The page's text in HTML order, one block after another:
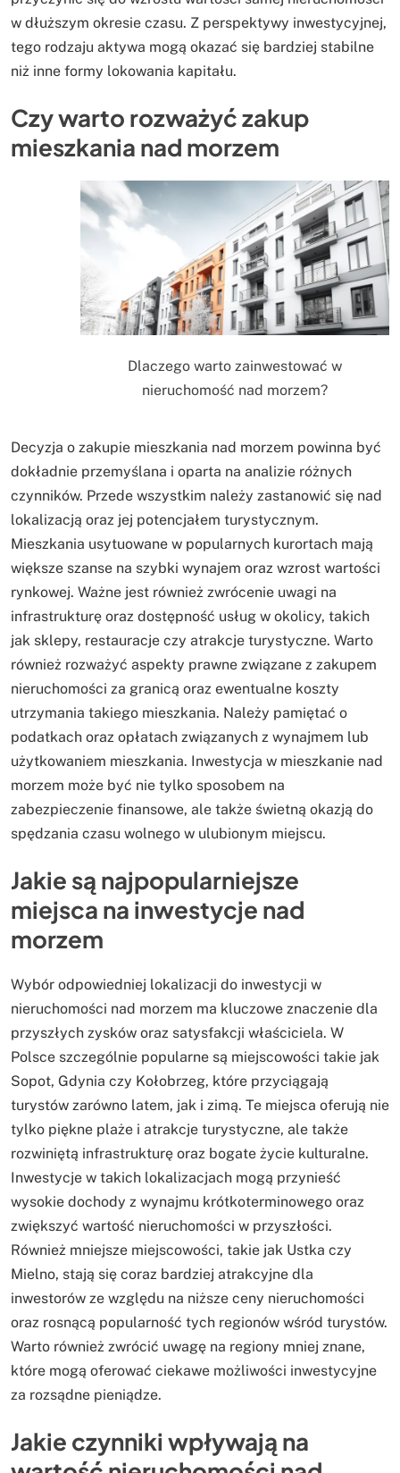
w dłuższym okresie czasu. Z perspektywy inwestycyjnej,
tego rodzaju aktywa mogą okazać się bardziej stabilne
niż inne formy lokowania kapitału.
Czy warto rozważyć zakup
mieszkania nad morzem
Dlaczego warto zainwestować w
nieruchomość nad morzem?
Decyzja o zakupie mieszkania nad morzem powinna być
dokładnie przemyślana i oparta na analizie różnych
czynników. Przede wszystkim należy zastanowić się nad
lokalizacją oraz jej potencjałem turystycznym.
Mieszkania usytuowane w popularnych kurortach mają
większe szanse na szybki wynajem oraz wzrost wartości
rynkowej. Ważne jest również zwrócenie uwagi na
infrastrukturę oraz dostępność usług w okolicy, takich
jak sklepy, restauracje czy atrakcje turystyczne. Warto
również rozważyć aspekty prawne związane z zakupem
nieruchomości za granicą oraz ewentualne koszty
utrzymania takiego mieszkania. Należy pamiętać o
podatkach oraz opłatach związanych z wynajmem lub
użytkowaniem mieszkania. Inwestycja w mieszkanie nad
morzem może być nie tylko sposobem na
zabezpieczenie finansowe, ale także świetną okazją do
spędzania czasu wolnego w ulubionym miejscu.
Jakie są najpopularniejsze
miejsca na inwestycje nad
morzem
Wybór odpowiedniej lokalizacji do inwestycji w
nieruchomości nad morzem ma kluczowe znaczenie dla
przyszłych zysków oraz satysfakcji właściciela. W
Polsce szczególnie popularne są miejscowości takie jak
Sopot, Gdynia czy Kołobrzeg, które przyciągają
turystów zarówno latem, jak i zimą. Te miejsca oferują nie
tylko piękne plaże i atrakcje turystyczne, ale także
rozwiniętą infrastrukturę oraz bogate życie kulturalne.
Inwestycje w takich lokalizacjach mogą przynieść
wysokie dochody z wynajmu krótkoterminowego oraz
zwiększyć wartość nieruchomości w przyszłości.
Również mniejsze miejscowości, takie jak Ustka czy
Mielno, stają się coraz bardziej atrakcyjne dla
inwestorów ze względu na niższe ceny nieruchomości
oraz rosnącą popularność tych regionów wśród turystów.
Warto również zwrócić uwagę na regiony mniej znane,
które mogą oferować ciekawe możliwości inwestycyjne
za rozsądne pieniądze.
Jakie czynniki wpływają na